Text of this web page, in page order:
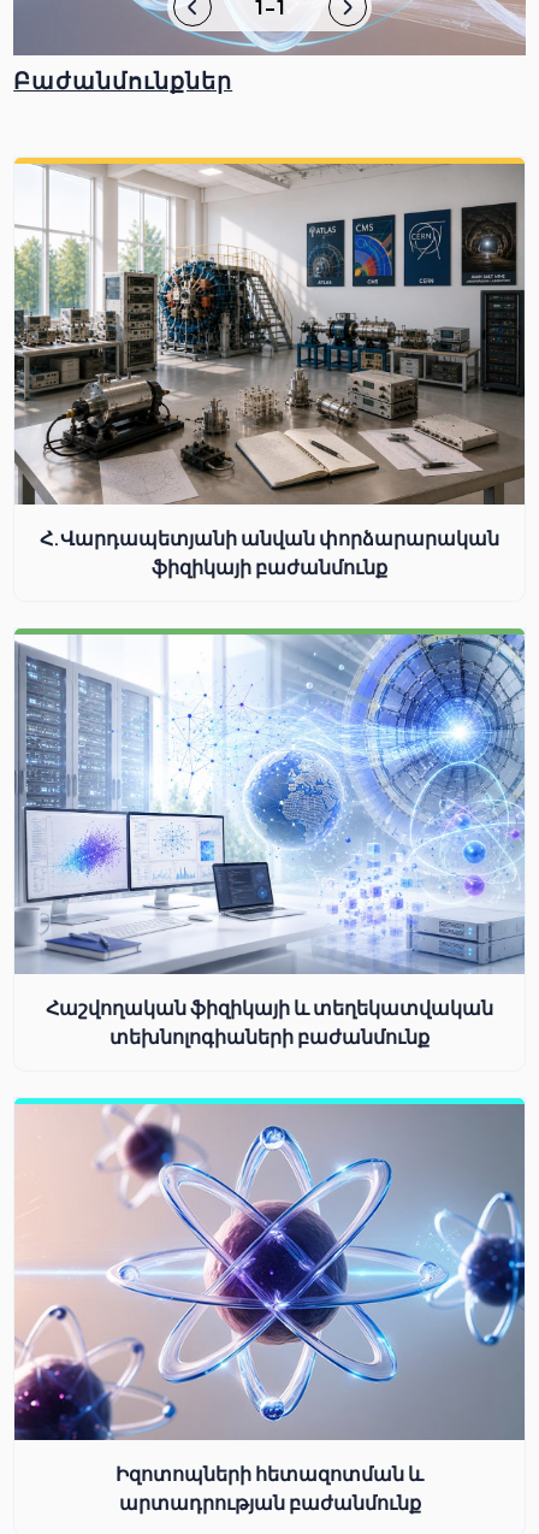
1-1
Բաժանմունքներ
Հ.Վարդապետյանի անվան փորձարարական
ֆիզիկայի բաժանմունք
Հաշվողական ֆիզիկայի և տեղեկատվական
տեխնոլոգիաների բաժանմունք
Իզոտոպների հետազոտման և
արտադրության բաժանմունք